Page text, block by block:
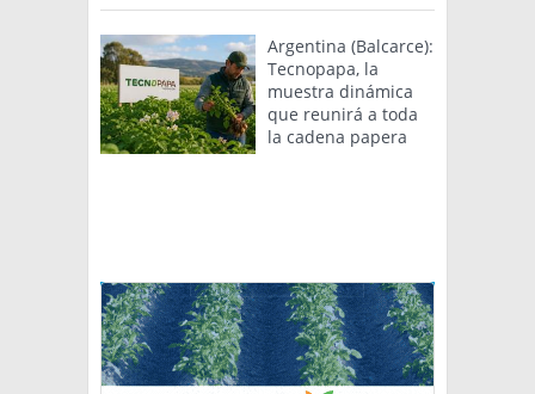
Argentina (Balcarce):
Tecnopapa, la
muestra dinámica
que reunirá a toda
la cadena papera